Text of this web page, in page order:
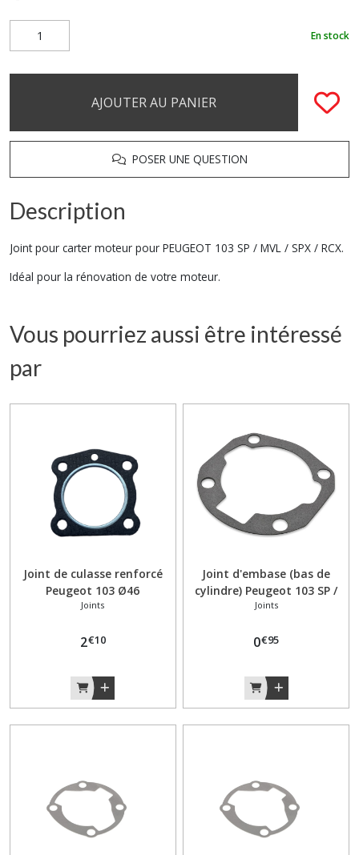
En stock
AJOUTER AU PANIER
POSER UNE QUESTION
Description
Joint pour carter moteur pour PEUGEOT 103 SP / MVL / SPX / RCX.
Idéal pour la rénovation de votre moteur.
Vous pourriez aussi être intéressé
par
Joint de culasse renforcé
Peugeot 103 Ø46
Joints
2€10
Joint d'embase (bas de
cylindre) Peugeot 103 SP /
MVL / RCX / SPX / VOGUE /
Joints
0€95